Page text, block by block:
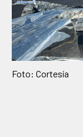
Foto: Cortesía